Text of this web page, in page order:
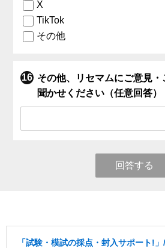
X
TikTok
その他
その他、リセマムにご意見
聞かせください（任意回答）
回答する
「試験・模試の採点・封入サポート!